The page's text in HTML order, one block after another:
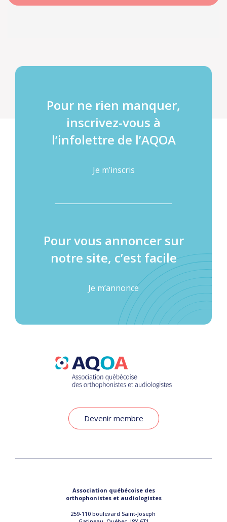
Pour ne rien manquer,
inscrivez-vous à
l’infolettre de l’AQOA
Je m’inscris
Pour vous annoncer sur
notre site, c’est facile
Je m’annonce
Devenir membre
Association québécoise des
orthophonistes et audiologistes
259-110 boulevard Saint-Joseph